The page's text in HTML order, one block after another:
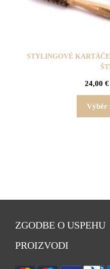
STYLINGOVÉ
24,00 €
Výběr
ZGODBE O USPEHU
PROIZVODI